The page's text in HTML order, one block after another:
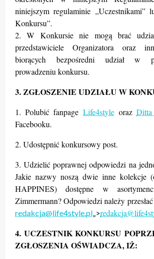
niniejszym regulaminie „Uczestnikami”
Konkursu”.
2. W Konkursie nie mogą brać
przedstawiciele Organizatora oraz
biorących bezpośredni udział w
prowadzeniu konkursu.
3. ZGŁOSZENIE UDZIAŁU W
1. Polubić fanpage Life4style oraz Ditta
Facebooku.
2. Udostępnić konkursowy post.
3. Udzielić poprawnej odpowiedzi na
Jakie nazwy noszą dwie inne kolekcje
HAPPINES) dostępne w
Zimmermann? Odpowiedzi należy
redakcja@life4style.pl„>
4. UCZESTNIK KONKURSU
ZGŁOSZENIA OŚWIADCZA, IŻ: